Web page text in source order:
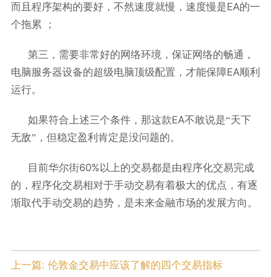
而且程序架构的要好，不然速度就慢，速度慢是EA的一
个拖累
；
第三，需要非常好的网络环境，保证网络的畅通，
电脑服务器设备的超级电脑顶级配置，才能保障EA顺利
运行。
如果符合上述三个条件，那这款EA不敢说是“天下
无敌”，但稳定盈利肯定是没问题的。
目前华尔街60% 以上的交易都是由程序化交易完成
的，程序化交易相对于手动交易有着极大的优点，有逐
渐取代手动交易的趋势，是未来金融市场的发展方向。
上一篇: 伦敦金交易中应该了解的四个交易指标